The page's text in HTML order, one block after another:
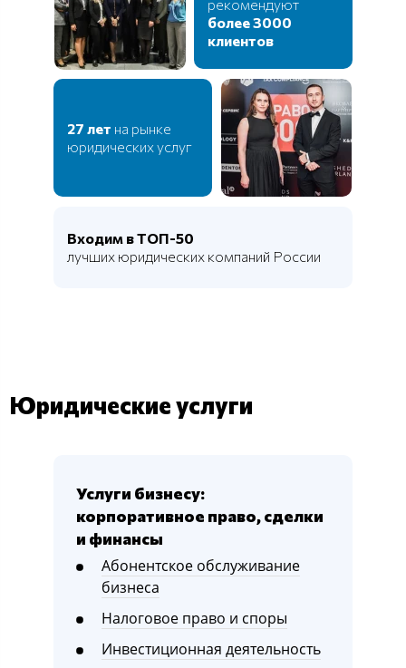
рекомендуют
более 3000
клиентов
Входим в ТОП-50
лучших юридических компаний России
27 лет на рынке
юридических услуг
Юридические услуги
Услуги бизнесу:
корпоративное право, сделки
и финансы
Абонентское обслуживание
бизнеса
Налоговое право и споры
Инвестиционная деятельность